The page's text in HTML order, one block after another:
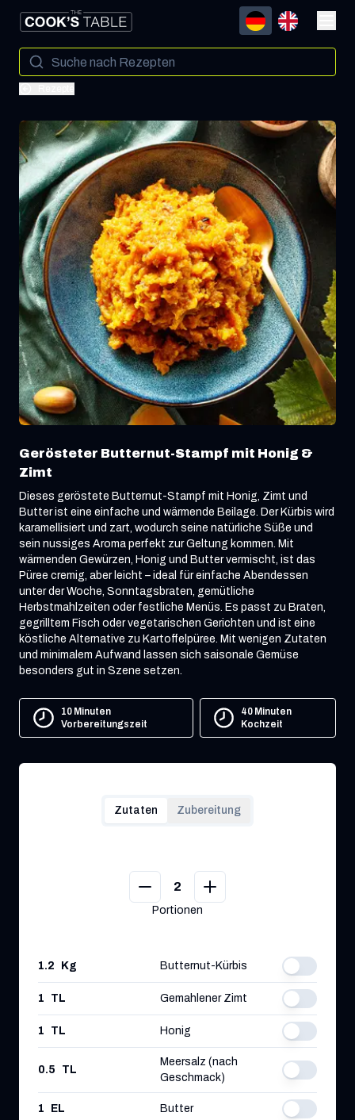
Gerösteter Butternut-Stampf mit Honig &
Zimt
Dieses geröstete Butternut-Stampf mit Honig, Zimt und
Butter ist eine einfache und wärmende Beilage. Der Kürbis wird
karamellisiert und zart, wodurch seine natürliche Süße und
sein nussiges Aroma perfekt zur Geltung kommen. Mit
wärmenden Gewürzen, Honig und Butter vermischt, ist das
Püree cremig, aber leicht – ideal für einfache Abendessen
unter der Woche, Sonntagsbraten, gemütliche
Herbstmahlzeiten oder festliche Menüs. Es passt zu Braten,
gegrilltem Fisch oder vegetarischen Gerichten und ist eine
köstliche Alternative zu Kartoffelpüree. Mit wenigen Zutaten
und minimalem Aufwand lassen sich saisonale Gemüse
besonders gut in Szene setzen.
10 Minuten
Vorbereitungszeit
40 Minuten
Kochzeit
Zutaten Zubereitung
2
Portionen
1.2 Kg Butternut-Kürbis
1 TL Gemahlener Zimt
1 TL Honig
0.5 TL
Meersalz (nach
Geschmack)
1 EL Butter